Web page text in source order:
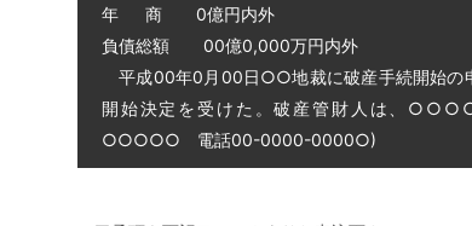
年 商 0億円内外
負債総額 00億0,000万円内外
平成00年0月00日○○地裁に破産手続開始の
開始決定を受けた。破産管財人は、
○○○○○ 電話00-0000-0000○)